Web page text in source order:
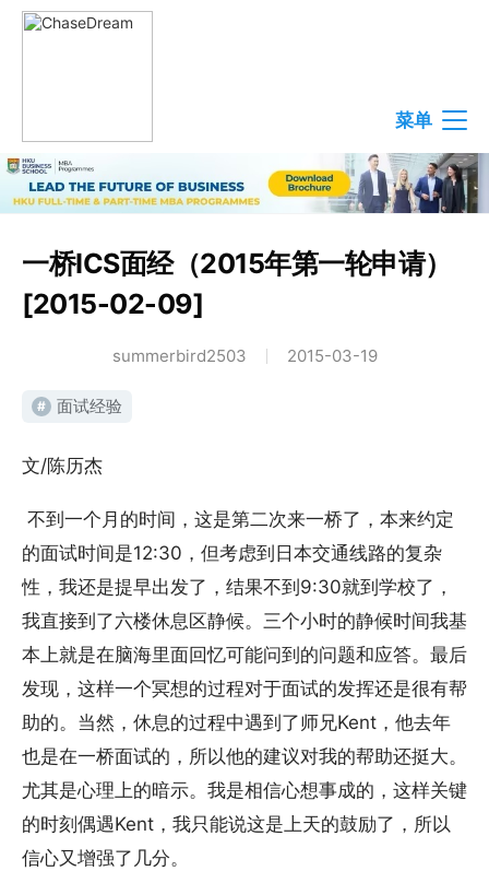
菜单
一桥ICS面经（2015年第一轮申请）
[2015-02-09]
summerbird2503 2015-03-19
# 面试经验
文/陈历杰
不到一个月的时间，这是第二次来一桥了，本来约定
的面试时间是12:30，但考虑到日本交通线路的复杂
性，我还是提早出发了，结果不到9:30就到学校了，
我直接到了六楼休息区静候。三个小时的静候时间我基
本上就是在脑海里面回忆可能问到的问题和应答。最后
发现，这样一个冥想的过程对于面试的发挥还是很有帮
助的。当然，休息的过程中遇到了师兄Kent，他去年
也是在一桥面试的，所以他的建议对我的帮助还挺大。
尤其是心理上的暗示。我是相信心想事成的，这样关键
的时刻偶遇Kent，我只能说这是上天的鼓励了，所以
信心又增强了几分。